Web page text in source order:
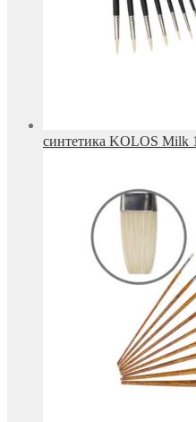
синтетика KOLOS Milk